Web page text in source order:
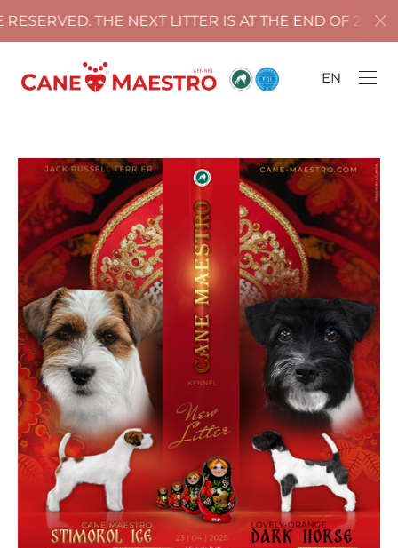
THE NEXT LITTER IS AT THE END OF 2025!
EN